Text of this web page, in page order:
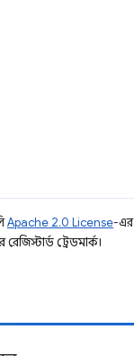
Apache 2.0 License-এর
ট্রেডমার্ক।